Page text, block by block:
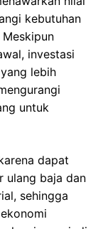
kebutuhan
investasi
lebih
untuk
dapat
ulang baja dan
sehingga